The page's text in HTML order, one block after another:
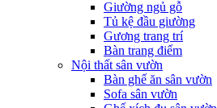
Giường ngủ gỗ
Tủ kệ đầu giường
Gương trang trí
Bàn trang điểm
Nội thất sân vườn
Bàn ghế ăn sân vườn
Sofa sân vườn